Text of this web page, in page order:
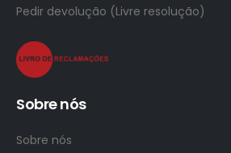
Pedir devolução (Livre resolução)
Sobre nós
Sobre nós